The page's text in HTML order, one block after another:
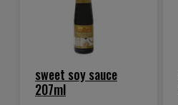
sweet soy sauce
207ml